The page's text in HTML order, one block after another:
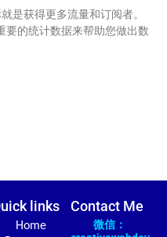
是获得更多流量和订阅者。
要的统计数据来帮助您做出数
links
Home
Contact Me
微信：